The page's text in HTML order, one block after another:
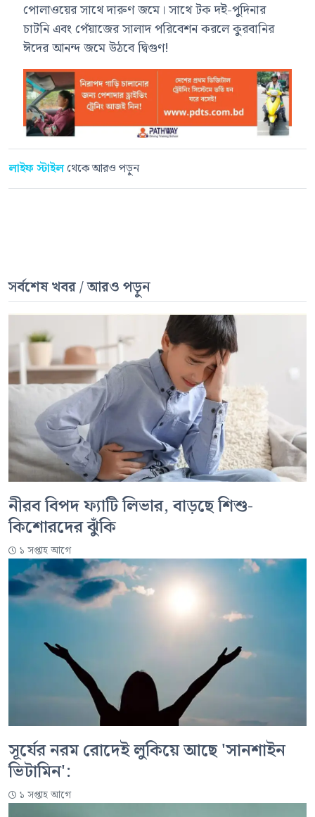
পোলাওয়ের সাথে দারুণ জমে। সাথে টক দই-পুদিনার
চাটনি এবং পেঁয়াজের সালাদ পরিবেশন করলে কুরবানির
ঈদের আনন্দ জমে উঠবে দ্বিগুণ!
লাইফ স্টাইলথেকে আরও পড়ুন
সর্বশেষ খবর / আরও পড়ুন
নীরব বিপদ ফ্যাটি লিভার, বাড়ছে শিশু-
কিশোরদের ঝুঁকি
১ সপ্তাহ আগে
সূর্যের নরম রোদেই লুকিয়ে আছে 'সানশাইন
ভিটামিন':
১ সপ্তাহ আগে